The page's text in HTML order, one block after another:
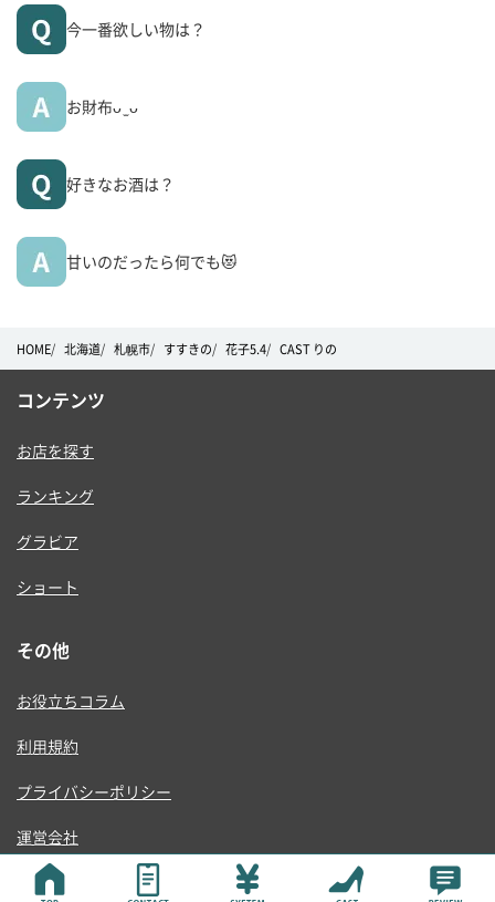
今一番欲しい物は？
お財布ᴗ ̫ ᴗ
好きなお酒は？
甘いのだったら何でも😻
HOME 北海道 札幌市 すすきの 花子5.4 CAST りの
コンテンツ
お店を探す
ランキング
グラビア
ショート
その他
お役立ちコラム
利用規約
プライバシーポリシー
運営会社